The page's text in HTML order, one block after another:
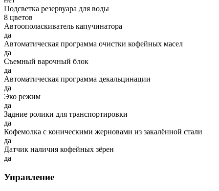
Подсветка резервуара для воды
8 цветов
Автоополаскиватель капучинатора
да
Автоматическая программа очистки кофейных масел
да
Съемный варочный блок
да
Автоматическая программа декальцинации
да
Эко режим
да
Задние ролики для транспортировки
да
Кофемолка с коническими жерновами из закалённой стали
да
Датчик наличия кофейных зёрен
да
Управление